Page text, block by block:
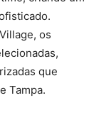
os
que
Tampa.